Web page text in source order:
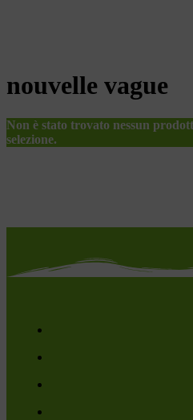
nouvelle vague
Non è stato trovato nessun
selezione.